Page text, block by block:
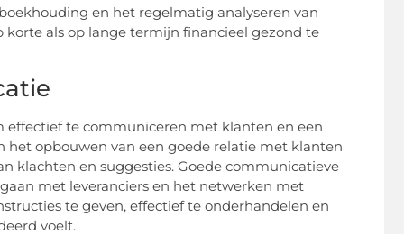
en het regelmatig analyseren van
als op lange termijn financieel gezond te
effectief te communiceren met klanten en een
het opbouwen van een goede relatie met klanten
klachten en suggesties. Goede communicatieve
met leveranciers en het netwerken met
te geven, effectief te onderhandelen en
voelt.